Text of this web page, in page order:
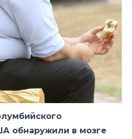
обнаружили в мозге